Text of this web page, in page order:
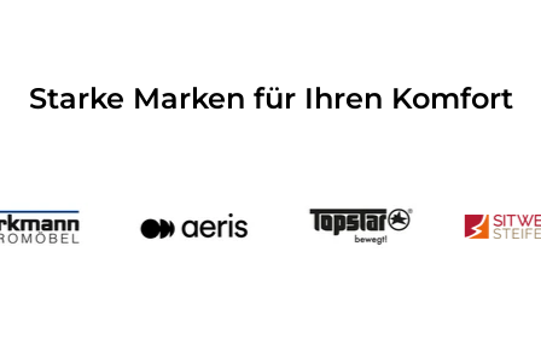
Starke Marken für Ihren Komfort